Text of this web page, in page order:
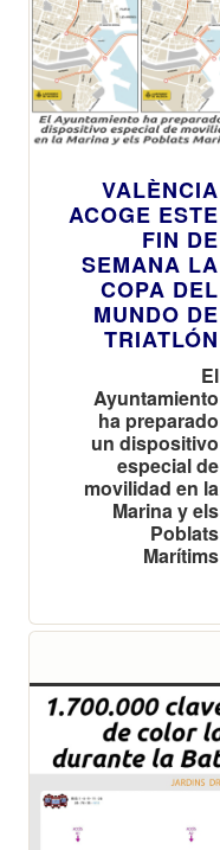
VALÈNCIA
ACOGE ESTE
FIN DE
SEMANA LA
COPA DEL
MUNDO DE
TRIATLÓN
El
Ayuntamiento
ha preparado
un dispositivo
especial de
movilidad en la
Marina y els
Poblats
Marítims